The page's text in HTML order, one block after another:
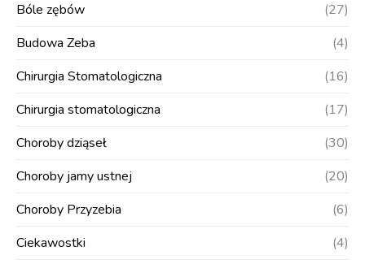
Bóle zębów
(27)
Budowa Zeba
(4)
Chirurgia Stomatologiczna
(16)
Chirurgia stomatologiczna
(17)
Choroby dziąseł
(30)
Choroby jamy ustnej
(20)
Choroby Przyzebia
(6)
Ciekawostki
(4)